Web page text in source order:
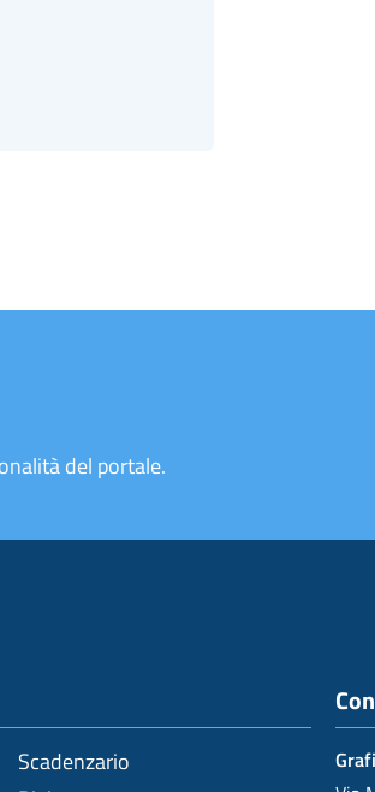
del portale.
Scadenzario